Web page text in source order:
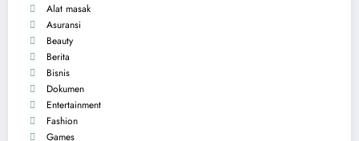
Alat masak
Asuransi
Beauty
Berita
Bisnis
Dokumen
Entertainment
Fashion
Games